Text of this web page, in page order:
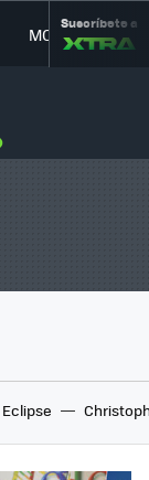
MOVILIDAD
Suscríbete a
Eclipse